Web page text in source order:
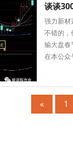
谈谈
强力新材
不错的，
输大盘春
在本公众
« 1